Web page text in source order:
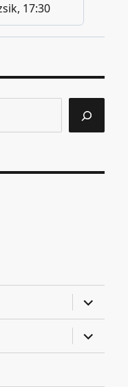
almenü
almenü